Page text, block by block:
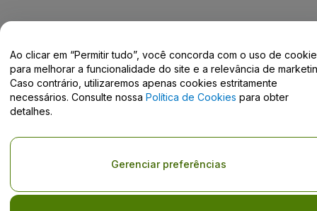
Centro de Ajuda / Fale Conosco
Direito Autoral © viagogo GmbH 2026
Informação da Empresa
O uso deste site constitui aceitação dosTermos e Condições
Não partilhar as minhas informações pessoais/as suas opções de
Ao clicar em “Permitir tudo”, você concorda com o uso de
para melhorar a funcionalidade do site e a relevância de
Caso contrário, utilizaremos apenas cookies estritamente
necessários. Consulte nossa Política de Cookies para obter
detalhes.
Gerenciar preferências